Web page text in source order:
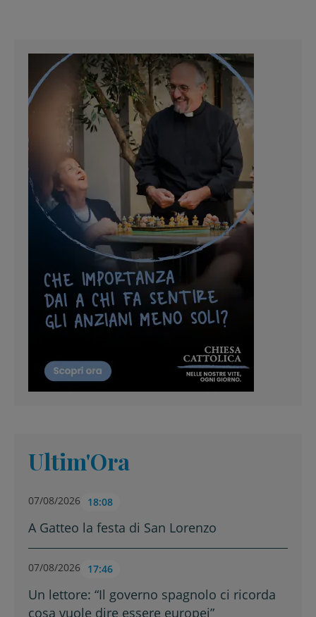
Ultim'Ora
07/08/2026 18:08
A Gatteo la festa di San Lorenzo
07/08/2026 17:46
Un lettore: “Il governo spagnolo ci ricorda
cosa vuole dire essere europei”